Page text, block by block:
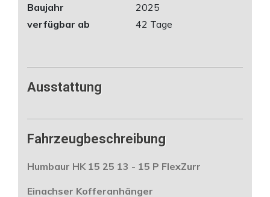
Baujahr
2025
verfügbar ab
42 Tage
Ausstattung
Fahrzeugbeschreibung
Humbaur HK 15 25 13 - 15 P FlexZurr
Einachser Kofferanhänger